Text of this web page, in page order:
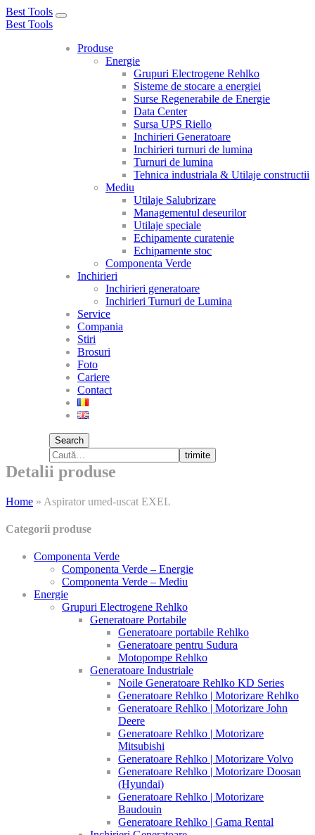
Best Tools
Toggle
Best Tools
Produse
Energie
Grupuri Electrogene Rehlko
Sisteme de stocare a energiei
Surse Regenerabile de Energie
Data Center
Sursa UPS Riello
Inchirieri Generatoare
Inchirieri turnuri de lumina
Turnuri de lumina
Tehnica industriala & Utilaje constructii
Mediu
Utilaje Salubrizare
Managementul deseurilor
Utilaje speciale
Echipamente curatenie
Echipamente stoc
Componenta Verde
Inchirieri
Inchirieri generatoare
Inchirieri Turnuri de Lumina
Service
Compania
Stiri
Brosuri
Foto
Cariere
Contact
Search
trimite
Detalii produse
Home » Aspirator umed-uscat EXEL
Categorii produse
Componenta Verde
Componenta Verde – Energie
Componenta Verde – Mediu
Energie
Grupuri Electrogene Rehlko
Generatoare Portabile
Generatoare portabile Rehlko
Generatoare pentru Sudura
Motopompe Rehlko
Generatoare Industriale
Noile Generatoare Rehlko KD Series
Generatoare Rehlko | Motorizare Rehlko
Generatoare Rehlko | Motorizare John
Deere
Generatoare Rehlko | Motorizare
Mitsubishi
Generatoare Rehlko | Motorizare Volvo
Generatoare Rehlko | Motorizare Doosan
(Hyundai)
Generatoare Rehlko | Motorizare
Baudouin
Generatoare Rehlko | Gama Rental